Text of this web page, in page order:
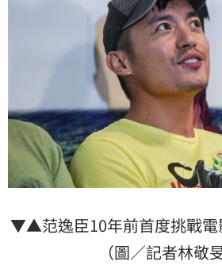
▼▲范逸臣10年前首度挑戰電
（圖／記者林敬